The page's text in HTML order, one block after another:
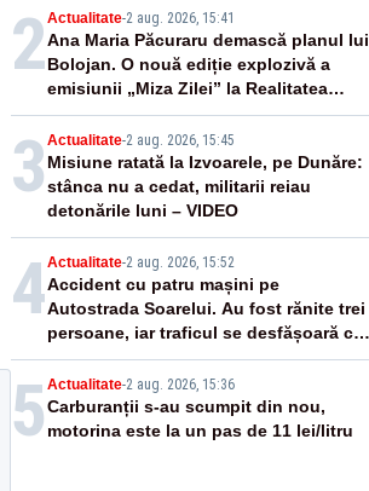
2Actualitate-2 aug. 2026, 15:41
Ana Maria Păcuraru demască planul lui
Bolojan. O nouă ediție explozivă a
emisiunii „Miza Zilei” la Realitatea
PLUS
3 Actualitate-2 aug. 2026, 15:45
Misiune ratată la Izvoarele, pe Dunăre:
stânca nu a cedat, militarii reiau
detonările luni – VIDEO
4Actualitate-2 aug. 2026, 15:52
Accident cu patru mașini pe
Autostrada Soarelui. Au fost rănite trei
persoane, iar traficul se desfășoară cu
dificultate
5 Actualitate-2 aug. 2026, 15:36
Carburanții s-au scumpit din nou,
motorina este la un pas de 11 lei/litru